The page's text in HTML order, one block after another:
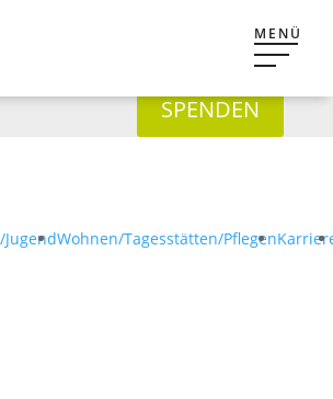
SPENDEN
Wohnen/Tagesstätten/Pflegen